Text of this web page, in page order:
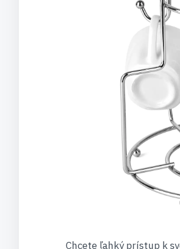
Chcete ľahký prístup k